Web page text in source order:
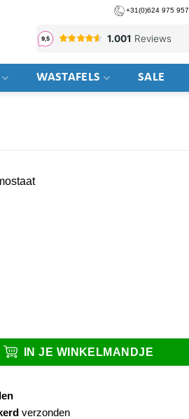
+31(0)624 975 957
WASTAFELS SALE
Ribbd gunmetal aantal
IN JE WINKELMANDJE
verzonden